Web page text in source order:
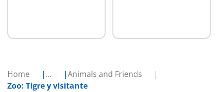
Home ...
Animals and Friends
Zoo: Tigre y visitante